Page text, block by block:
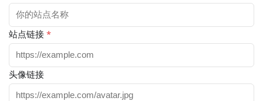
站点链接*
头像链接